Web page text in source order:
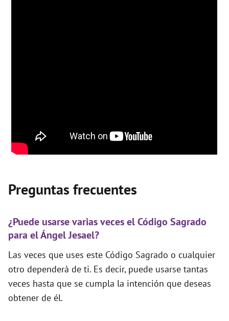
Preguntas frecuentes
¿Puede usarse varias veces el Código Sagrado
para el Ángel Jesael?
Las veces que uses este Código Sagrado o cualquier
otro dependerá de ti. Es decir, puede usarse tantas
veces hasta que se cumpla la intención que deseas
obtener de él.